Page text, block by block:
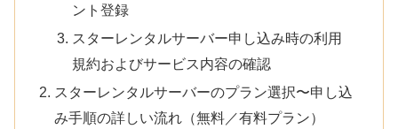
ント登録
スターレンタルサーバー申し込み時の利用
規約およびサービス内容の確認
スターレンタルサーバーのプラン選択〜申し込
み手順の詳しい流れ（無料／有料プラン）